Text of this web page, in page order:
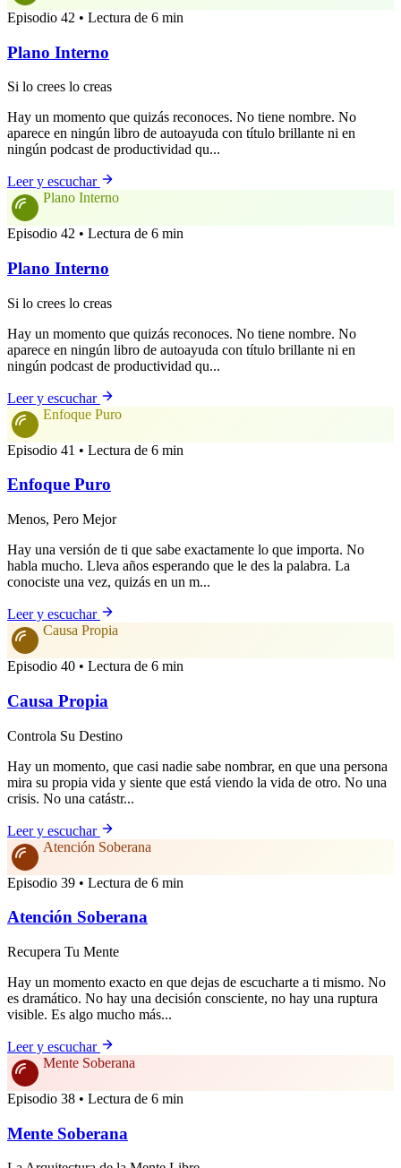
Episodio 42 • Lectura de 6 min
Plano Interno
Si lo crees lo creas
Hay un momento que quizás reconoces. No tiene nombre. No
aparece en ningún libro de autoayuda con título brillante ni en
ningún podcast de productividad qu...
Leer y escuchar
Plano Interno
Episodio 42 • Lectura de 6 min
Plano Interno
Si lo crees lo creas
Hay un momento que quizás reconoces. No tiene nombre. No
aparece en ningún libro de autoayuda con título brillante ni en
ningún podcast de productividad qu...
Leer y escuchar
Enfoque Puro
Episodio 41 • Lectura de 6 min
Enfoque Puro
Menos, Pero Mejor
Hay una versión de ti que sabe exactamente lo que importa. No
habla mucho. Lleva años esperando que le des la palabra. La
conociste una vez, quizás en un m...
Leer y escuchar
Causa Propia
Episodio 40 • Lectura de 6 min
Causa Propia
Controla Su Destino
Hay un momento, que casi nadie sabe nombrar, en que una persona
mira su propia vida y siente que está viendo la vida de otro. No una
crisis. No una catástr...
Leer y escuchar
Atención Soberana
Episodio 39 • Lectura de 6 min
Atención Soberana
Recupera Tu Mente
Hay un momento exacto en que dejas de escucharte a ti mismo. No
es dramático. No hay una decisión consciente, no hay una ruptura
visible. Es algo mucho más...
Leer y escuchar
Mente Soberana
Episodio 38 • Lectura de 6 min
Mente Soberana